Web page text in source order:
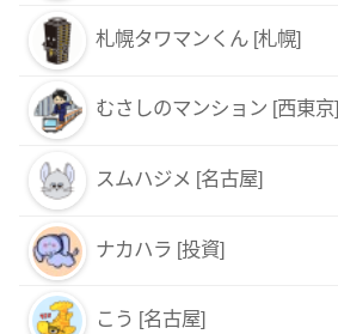
札幌タワマンくん [札幌]
むさしのマンション [西東京]
スムハジメ [名古屋]
ナカハラ [投資]
こう [名古屋]